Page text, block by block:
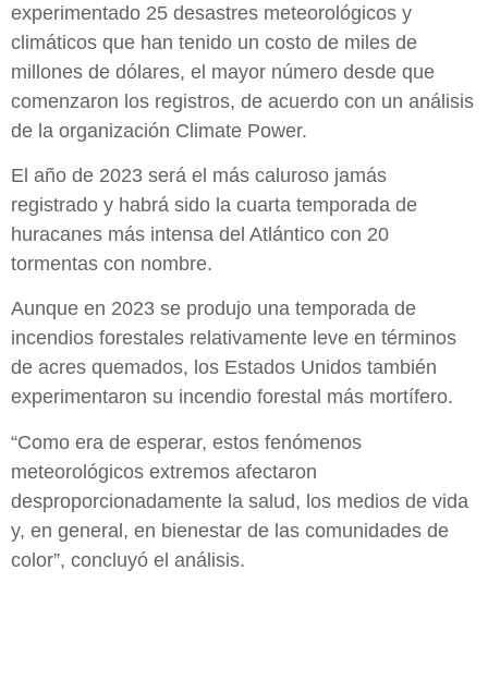
experimentado 25 desastres meteorológicos y
climáticos que han tenido un costo de miles de
millones de dólares, el mayor número desde que
comenzaron los registros, de acuerdo con un análisis
de la organización Climate Power.
El año de 2023 será el más caluroso jamás
registrado y habrá sido la cuarta temporada de
huracanes más intensa del Atlántico con 20
tormentas con nombre.
Aunque en 2023 se produjo una temporada de
incendios forestales relativamente leve en términos
de acres quemados, los Estados Unidos también
experimentaron su incendio forestal más mortífero.
“Como era de esperar, estos fenómenos
meteorológicos extremos afectaron
desproporcionadamente la salud, los medios de vida
y, en general, en bienestar de las comunidades de
color”, concluyó el análisis.